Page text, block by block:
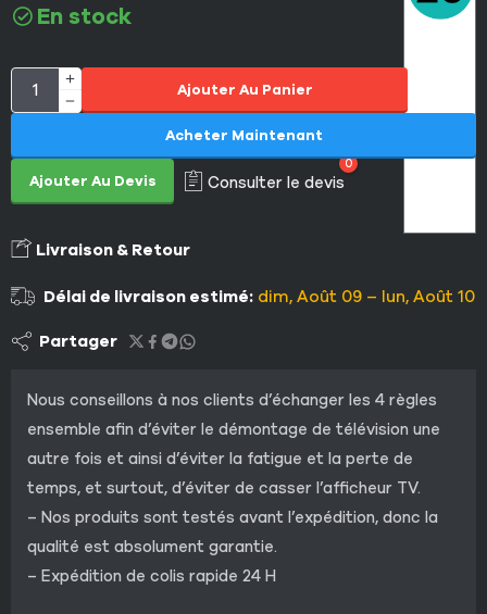
En stock
Ajouter Au Panier
Ajouter Au Devis Consulter le devis
0
Acheter Maintenant
Livraison & Retour
Délai de livraison estimé: dim, Août 09 – lun, Août 10
Partager
Nous conseillons à nos clients d’échanger les 4 règles
ensemble afin d’éviter le démontage de télévision une
autre fois et ainsi d’éviter la fatigue et la perte de
temps, et surtout, d’éviter de casser l’afficheur TV.
– Nos produits sont testés avant l’expédition, donc la
qualité est absolument garantie.
– Expédition de colis rapide 24 H